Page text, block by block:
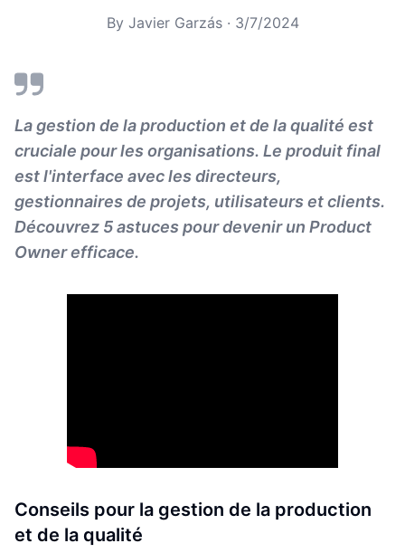
By Javier Garzás· 3/7/2024
La gestion de la production et de la qualité est
cruciale pour les organisations. Le produit final
est l'interface avec les directeurs,
gestionnaires de projets, utilisateurs et clients.
Découvrez 5 astuces pour devenir un Product
Owner efficace.
Conseils pour la gestion de la production
et de la qualité